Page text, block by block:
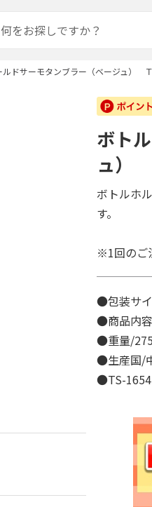
ルドサーモタンブラー（ベージュ）
ボト
ュ）
ボトルホ
す。
※1回のご
●包装サ
●商品内
●重量/
●生産国/
●TS-